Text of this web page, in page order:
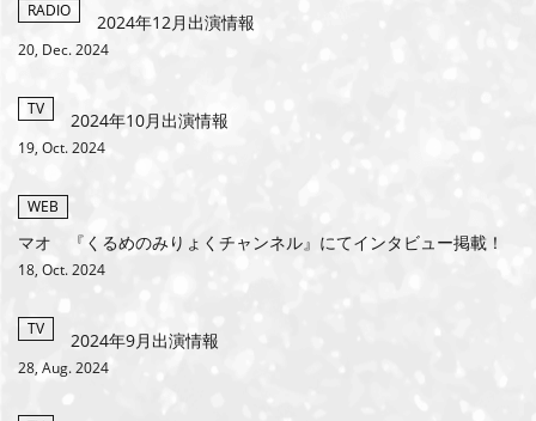
RADIO 2024年12月出演情報
20, Dec. 2024
TV 2024年10月出演情報
19, Oct. 2024
WEB
マオ 『くるめのみりょくチャンネル』にてインタビュー掲載！
18, Oct. 2024
TV 2024年9月出演情報
28, Aug. 2024